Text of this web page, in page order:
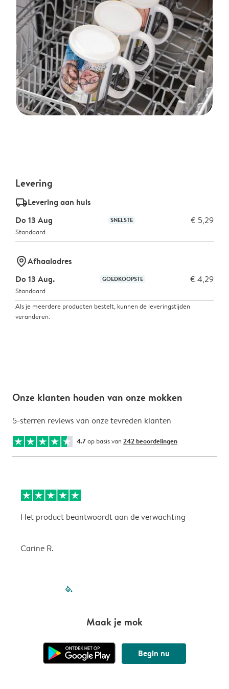
Levering
delivery_standard_v2Levering aan huis
Do 13 Aug
SNELSTE € 5,29
Standaard
marker-pinAfhaaladres
Do 13 Aug.
GOEDKOOPSTE € 4,29
Standaard
Als je meerdere producten bestelt, kunnen de leveringstijden
veranderen.
Onze klanten houden van onze mokken
5-sterren reviews van onze tevreden klanten
4.7op basis van 242 beoordelingen
Het product beantwoordt aan de verwachting
Carine R.
filled-pagination
Maak je mok
Begin nu